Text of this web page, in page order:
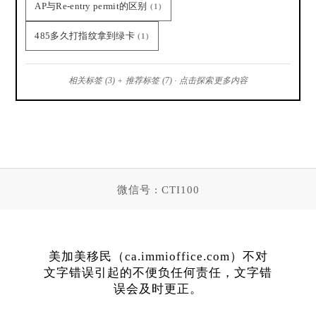
AP与Re-entry permit的区别 (1)
485多久打指纹拿到绿卡 (1)
相关标签 (3) + 推荐标签 (7) · 点击探索更多内容
微信号 : CTI100
美加美移民（ca.immioffice.com）不对
文字错误引起的不便负任何责任，文字错
误会及时更正。